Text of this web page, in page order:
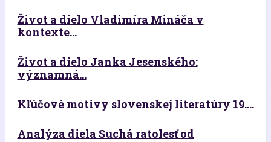
Život a dielo Vladimíra Mináča v
kontexte...
Život a dielo Janka Jesenského:
významná...
Kľúčové motivy slovenskej literatúry 19....
Analýza diela Suchá ratolesť od